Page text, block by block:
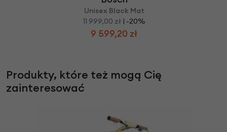
Unisex Black Mat
11 999,00 zł | -20%
9 599,20 zł
Produkty, które też mogą Cię
zainteresować